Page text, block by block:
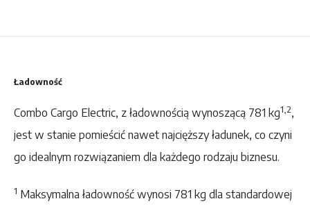
Ładowność
Combo Cargo Electric, z ładownością wynoszącą 781 kg1,2,
jest w stanie pomieścić nawet najcięższy ładunek, co czyni
go idealnym rozwiązaniem dla każdego rodzaju biznesu.
1 Maksymalna ładowność wynosi 781 kg dla standardowej